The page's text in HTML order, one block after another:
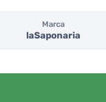
Marca
laSaponaria